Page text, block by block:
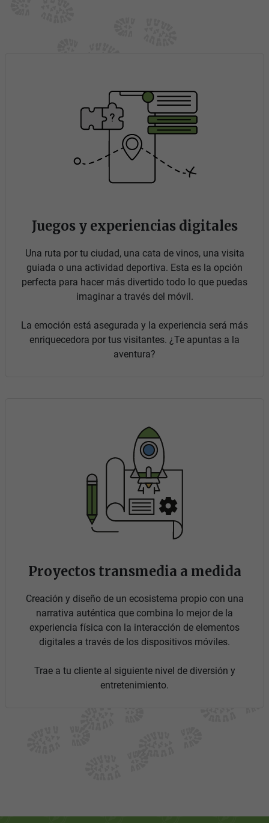
Juegos y experiencias digitales
Una ruta por tu ciudad, una cata de vinos, una visita
guiada o una actividad deportiva. Esta es la opción
perfecta para hacer más divertido todo lo que puedas
imaginar a través del móvil.
La emoción está asegurada y la experiencia será más
enriquecedora por tus visitantes. ¿Te apuntas a la
aventura?
Proyectos transmedia a medida
Creación y diseño de un ecosistema propio con una
narrativa auténtica que combina lo mejor de la
experiencia física con la interacción de elementos
digitales a través de los dispositivos móviles.
Trae a tu cliente al siguiente nivel de diversión y
entretenimiento.